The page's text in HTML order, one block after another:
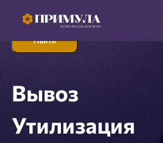
Найти
Вывоз
Утилизация